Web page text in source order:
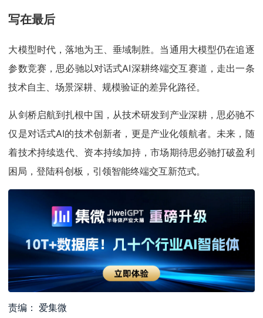
写在最后
大模型时代，落地为王、垂域制胜。当通用大模型仍在追逐
参数竞赛，思必驰以对话式AI深耕终端交互赛道，走出一条
技术自主、场景深耕、规模验证的差异化路径。
从剑桥启航到扎根中国，从技术研发到产业深耕，思必驰不
仅是对话式AI的技术创新者，更是产业化领航者。未来，随
着技术持续迭代、资本持续加持，市场期待思必驰打破盈利
困局，登陆科创板，引领智能终端交互新范式。
责编： 爱集微